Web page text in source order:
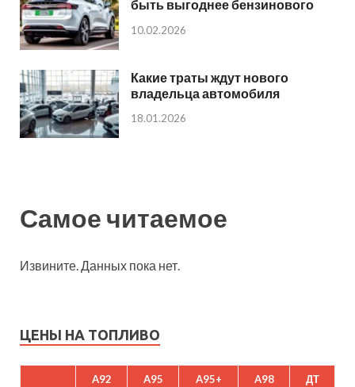
быть выгоднее бензинового
10.02.2026
Какие траты ждут нового
владельца автомобиля
18.01.2026
Самое читаемое
Извините. Данных пока нет.
ЦЕНЫ НА ТОПЛИВО
A92 A95 A95+ A98 ДТ